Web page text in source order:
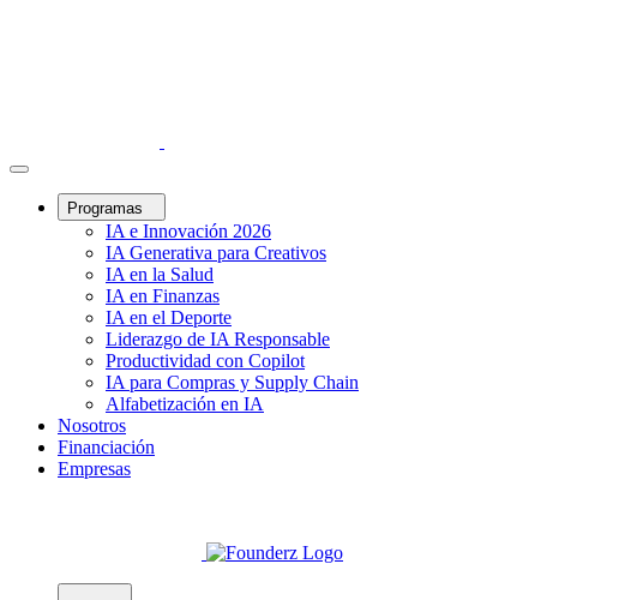
Programas
IA e Innovación 2026
IA Generativa para Creativos
IA en la Salud
IA en Finanzas
IA en el Deporte
Liderazgo de IA Responsable
Productividad con Copilot
IA para Compras y Supply Chain
Alfabetización en IA
Nosotros
Financiación
Empresas